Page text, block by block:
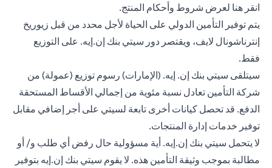
انقر هنا لعرض شروط وأحكام المنتج.
يتم توفير التأمين الدولي على الحياة لأجل محدد من قبل زيوريخ
إنترناشونال لايف، ويقتصر دور سيتي بنك إن.إيه. على التوزيع
فقط.
سيتلقى سيتي بنك إن. إيه. (الإمارات) رسوم توزيع (عمولة) من
شركة التأمين تعادل نسبة مئوية من إجمالي الأقساط المستحقة
الدفع. قد تحصل كيانات أخرى تابعة لسيتي على أجر إضافي مقابل
توفير خدمات إدارة المنتجات.
لا يتحمل سيتي بنك إن.إيه. أية مسؤولية حال رفض أي طلب و/ أو
مطالبة بموجب وثيقة التأمين هذه. لا يقوم سيتي بنك إن.إيه بتوفير